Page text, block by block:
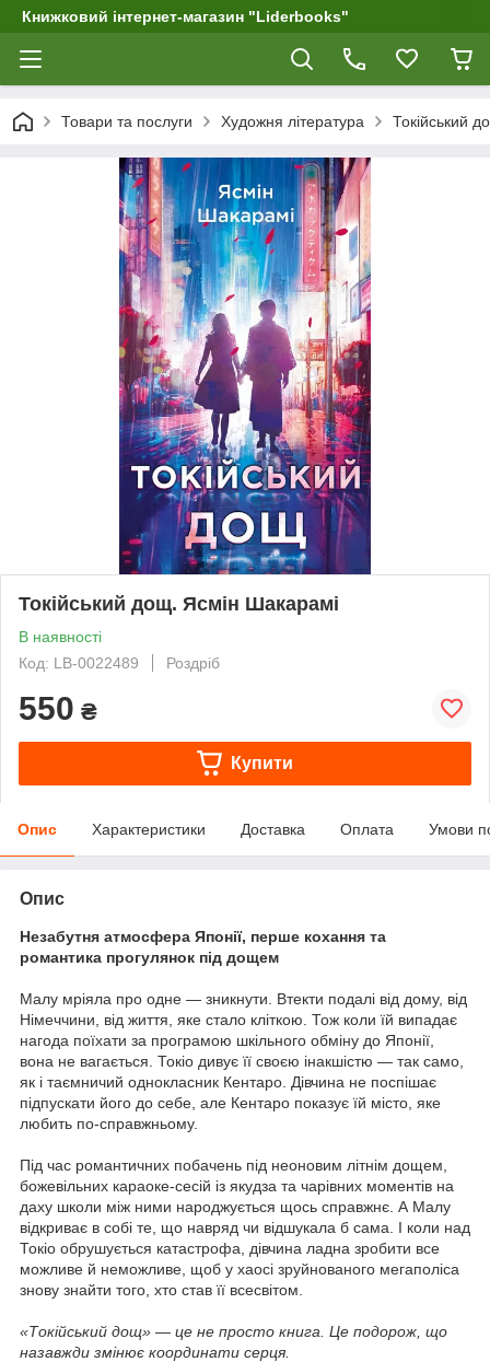
Книжковий інтернет-магазин "Liderbooks"
Товари та послуги Художня література Токійський
Токійський дощ. Ясмін Шакарамі
В наявності
Код: LB-0022489
Роздріб
550 ₴
Купити
Опис Характеристики Доставка Оплата Умови
Опис
Незабутня атмосфера Японії, перше кохання та
романтика прогулянок під дощем
Малу мріяла про одне — зникнути. Втекти подалі від дому, від
Німеччини, від життя, яке стало кліткою. Тож коли їй випадає
нагода поїхати за програмою шкільного обміну до Японії,
вона не вагається. Токіо дивує її своєю інакшістю — так само,
як і таємничий однокласник Кентаро. Дівчина не поспішає
підпускати його до себе, але Кентаро показує їй місто, яке
любить по-справжньому.
Під час романтичних побачень під неоновим літнім дощем,
божевільних караоке-сесій із якудза та чарівних моментів на
даху школи між ними народжується щось справжнє. А Малу
відкриває в собі те, що навряд чи відшукала б сама. І коли над
Токіо обрушується катастрофа, дівчина ладна зробити все
можливе й неможливе, щоб у хаосі зруйнованого мегаполіса
знову знайти того, хто став її всесвітом.
«Токійський дощ» — це не просто книга. Це подорож, що
назавжди змінює координати серця.